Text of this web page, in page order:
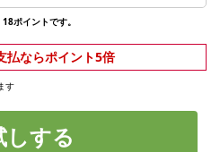
ポイントです。
払ならポイント5倍
す
しする